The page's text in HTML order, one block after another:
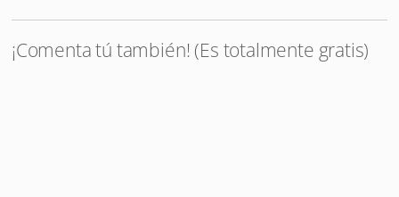
¡Comenta tú también! (Es totalmente gratis)